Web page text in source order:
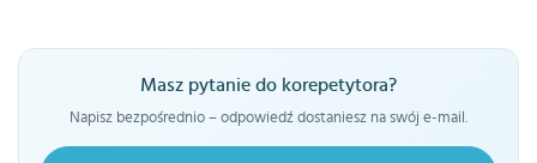
Masz pytanie do korepetytora?
Napisz bezpośrednio – odpowiedź dostaniesz na swój e-mail.